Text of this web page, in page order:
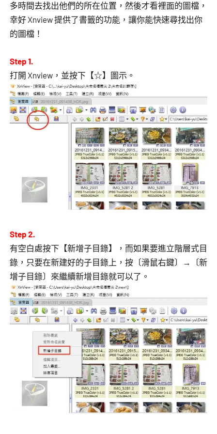
多時間去找出他們的所在位置，然後才看裡面的圖檔，
幸好 Xnview 提供了書籤的功能，讓你能快速尋找出你
的圖檔！
Step 1.
打開 Xnview，並按下【☆】圖示。
Step 2.
有空白處按下【新增子目錄】，而如果要進立階層式目
錄，只要在新建好的子目錄上，按〔滑鼠右鍵〕→〔新
增子目錄〕來繼續新增目錄就可以了。